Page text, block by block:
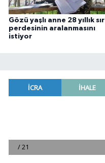
Gözü yaşlı anne 28 yıllık sır
perdesinin aralanmasını
istiyor